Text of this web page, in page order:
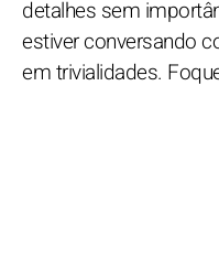
detalhes sem
estiver conversando
em trivialidades.